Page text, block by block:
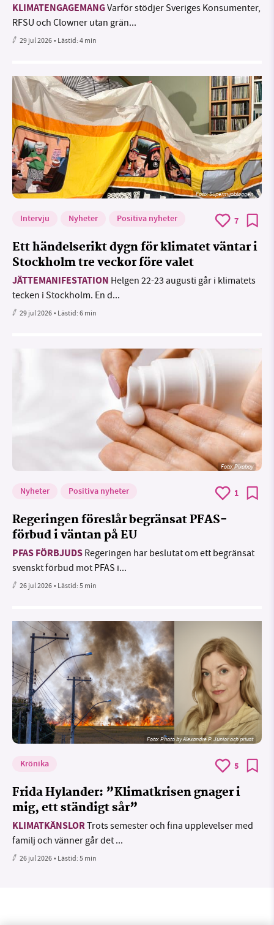
KLIMATENGAGEMANGVarför stödjer Sveriges Konsumenter,
RFSU och Clowner utan grän...
29 jul 2026• Lästid:4 min
Foto: Supermijöbloggen
Intervju Nyheter Positiva nyheter 7
Ett händelserikt dygn för klimatet väntar i
Stockholm tre veckor före valet
JÄTTEMANIFESTATION Helgen 22-23 augusti går i klimatets
tecken i Stockholm. En d...
29 jul 2026• Lästid:6 min
Foto:Pixabay
Nyheter Positiva nyheter 1
Regeringen föreslår begränsat PFAS-
förbud i väntan på EU
PFAS FÖRBJUDS Regeringen har beslutat om ett begränsat
svenskt förbud mot PFAS i...
26 jul 2026• Lästid:5 min
Foto:Photo by Alexandre P. Junior och privat
Krönika 5
Frida Hylander: ”Klimatkrisen gnager i
mig, ett ständigt sår”
KLIMATKÄNSLORTrots semester och fina upplevelser med
familj och vänner går det ...
26 jul 2026• Lästid:5 min